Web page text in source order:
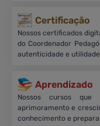
Certificação
Nossos certificados
do Coordenador
autenticidade e
Aprendizado
Nossos cursos que
aprimoramento e
conhecimento e